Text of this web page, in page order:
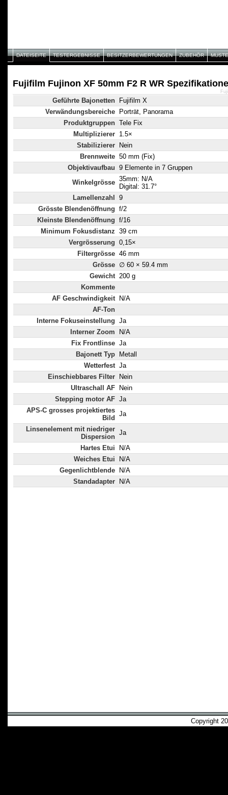
DATEISEITE TESTERGEBNISSE BESITZERBEWERTUNGEN ZUBEHÖR
Fujifilm Fujinon XF 50mm F2 R WR
Geführte Bajonetten
Fujifilm X
Verwändungsbereiche
Porträt, Panorama
Produktgruppen Tele Fix
Multiplizierer 1.5×
Stabilizierer
Nein
Brennweite 50 mm (Fix)
Objektivaufbau 9 Elemente in 7 Gruppen
Winkelgrösse 35mm: N/A
Digital: 31.7°
Lamellenzahl
9
Grösste Blendenöffnung f/2
Kleinste Blendenöffnung f/16
Minimum Fokusdistanz 39 cm
Vergrösserung 0,15×
Filtergrösse 46 mm
Grösse ∅ 60 × 59.4 mm
Gewicht 200 g
Kommente
AF Geschwindigkeit
N/A
AF-Ton
Interne Fokuseinstellung Ja
Interner Zoom
N/A
Fix Frontlinse Ja
Bajonett Typ
Metall
Wetterfest Ja
Einschiebbares Filter
Nein
Ultraschall AF
Nein
Stepping motor AF Ja
APS-C grosses projektiertes
Bild
Ja
Linsenelement mit niedriger
Dispersion
Ja
Hartes Etui
N/A
Weiches Etui
N/A
Gegenlichtblende
N/A
Standadapter
N/A
Copyright